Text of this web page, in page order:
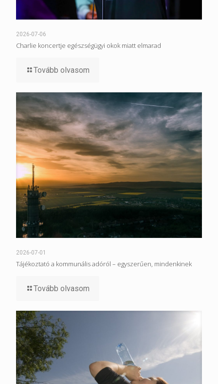
2026-07-06
Charlie koncertje egészségügyi okok miatt elmarad
Tovább olvasom
2026-07-01
Tájékoztató a kommunális adóról – egyszerűen, mindenkinek
Tovább olvasom